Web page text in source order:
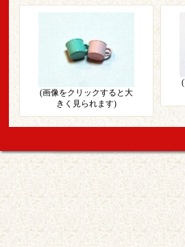
(画像をクリックすると大
きく見られます)